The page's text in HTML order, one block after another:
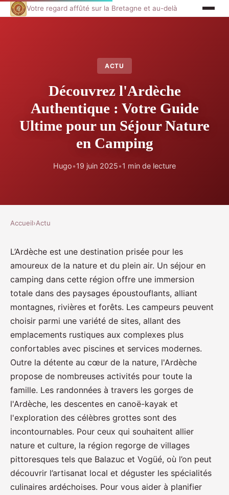
Votre regard affûté sur la Bretagne et au-delà
ACTU
Découvrez l'Ardèche
Authentique : Votre Guide
Ultime pour un Séjour Nature
en Camping
Hugo•19 juin 2025•1 min de lecture
Accueil›Actu
L’Ardèche est une destination prisée pour les
amoureux de la nature et du plein air. Un séjour en
camping dans cette région offre une immersion
totale dans des paysages époustouflants, alliant
montagnes, rivières et forêts. Les campeurs peuvent
choisir parmi une variété de sites, allant des
emplacements rustiques aux complexes plus
confortables avec piscines et services modernes.
Outre la détente au cœur de la nature, l'Ardèche
propose de nombreuses activités pour toute la
famille. Les randonnées à travers les gorges de
l'Ardèche, les descentes en canoë-kayak et
l'exploration des célèbres grottes sont des
incontournables. Pour ceux qui souhaitent allier
nature et culture, la région regorge de villages
pittoresques tels que Balazuc et Vogüé, où l’on peut
découvrir l’artisanat local et déguster les spécialités
culinaires ardéchoises. Pour vous aider à planifier